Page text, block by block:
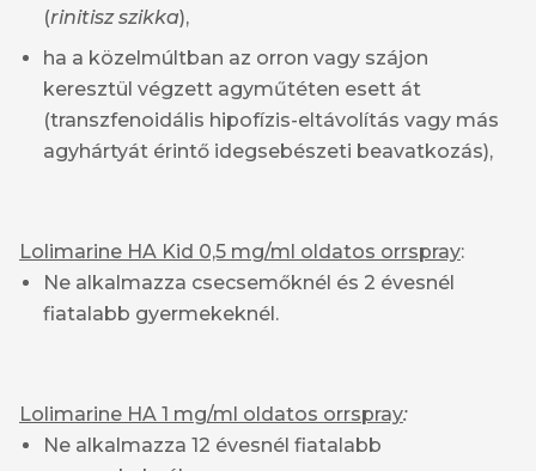
(rinitisz szikka),
ha a közelmúltban az orron vagy szájon
keresztül végzett agyműtéten esett át
(transzfenoidális hipofízis-eltávolítás vagy más
agyhártyát érintő idegsebészeti beavatkozás),
Lolimarine HA Kid 0,5 mg/ml oldatos orrspray:
Ne alkalmazza csecsemőknél és 2 évesnél
fiatalabb gyermekeknél.
Lolimarine HA 1 mg/ml oldatos orrspray:
Ne alkalmazza 12 évesnél fiatalabb